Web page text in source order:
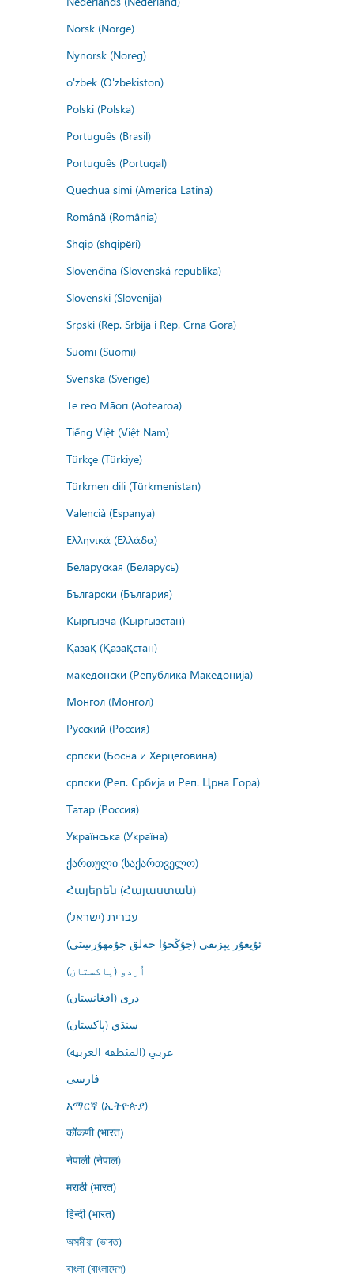
Norsk (Norge)
Nynorsk (Noreg)
o'zbek (O'zbekiston)
Polski (Polska)
Português (Brasil)
Português (Portugal)
Quechua simi (America Latina)
Română (România)
Shqip (shqipëri)
Slovenčina (Slovenská republika)
Slovenski (Slovenija)
Srpski (Rep. Srbija i Rep. Crna Gora)
Suomi (Suomi)
Svenska (Sverige)
Te reo Māori (Aotearoa)
Tiếng Việt (Việt Nam)
Türkçe (Türkiye)
Türkmen dili (Türkmenistan)
Valencià (Espanya)
Ελληνικά (Ελλάδα)
Беларуская (Беларусь)
Български (България)
Кыргызча (Кыргызстан)
Қазақ (Қазақстан)
македонски (Република Македонија)
Монгол (Монгол)
Русский (Россия)
српски (Босна и Херцеговина)
српски (Реп. Србија и Реп. Црна Гора)
Татар (Россия)
Українська (Україна)
ქართული (საქართველო)
Հայերեն (Հայաստան)
עברית (ישראל)
ئۇيغۇر يېزىقى (جۇڭخۇا خەلق جۇمھۇرىيىتى)
اُردو (پاکستان)
درى (افغانستان)
سنڌي (پاکستان)
عربي (المنطقة العربية)
فارسى
አማርኛ (ኢትዮጵያ)
कोंकणी (भारत)
नेपाली (नेपाल)
मराठी (भारत)
हिन्दी (भारत)
অসমীয়া (ভাৰত)
বাংলা (বাংলাদেশ)